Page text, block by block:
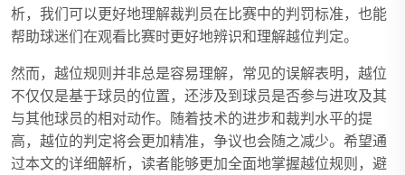
析，我们可以更好地理解裁判员在比赛中的判罚标准，也能
帮助球迷们在观看比赛时更好地辨识和理解越位判定。
然而，越位规则并非总是容易理解，常见的误解表明，越位
不仅仅是基于球员的位置，还涉及到球员是否参与进攻及其
与其他球员的相对动作。随着技术的进步和裁判水平的提
高，越位的判定将会更加精准，争议也会随之减少。希望通
过本文的详细解析，读者能够更加全面地掌握越位规则，避